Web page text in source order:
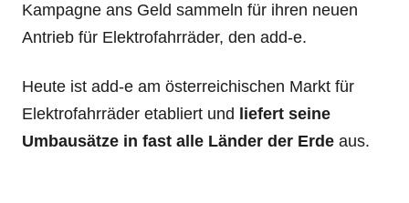
Kampagne ans Geld sammeln für ihren neuen
Antrieb für Elektrofahrräder, den add-e.
Heute ist add-e am österreichischen Markt für
Elektrofahrräder etabliert und
liefert seine
Umbausätze in fast alle Länder der Erde aus.